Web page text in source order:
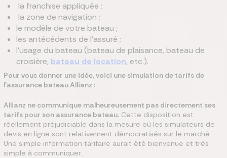
la franchise appliquée ;
la zone de navigation ;
le modèle de votre bateau ;
les antécédents de l’assuré ;
l’usage du bateau (bateau de plaisance, bateau de
croisière, bateau de location, etc.).
Pour vous donner une idée, voici une simulation de tarifs de
l'assurance bateau Allianz :
Allianz ne communique malheureusement pas directement ses
tarifs pour son assurance bateau. Cette disposition est
réellement préjudiciable dans la mesure où les simulateurs de
devis en ligne sont relativement démocratisés sur le marché.
Une simple information tarifaire aurait été bienvenue et très
simple à communiquer.